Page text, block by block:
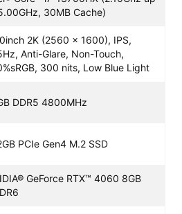
5 Pro 2023 | Core i7 -
xuất trang bị card đồ họa rời
đem lại cho người dùng khả
video, chỉnh sửa hình ảnh hay
như FO4, LOL, VALORANT… ở
high một cách mượt mà.
i7
30MB Cache)
2K (2560 x 1600), IPS,
Anti-Glare, Non-Touch,
300 nits, Low Blue Light
DDR5 4800MHz
PCIe Gen4 M.2 SSD
GeForce RTX™ 4060 8GB